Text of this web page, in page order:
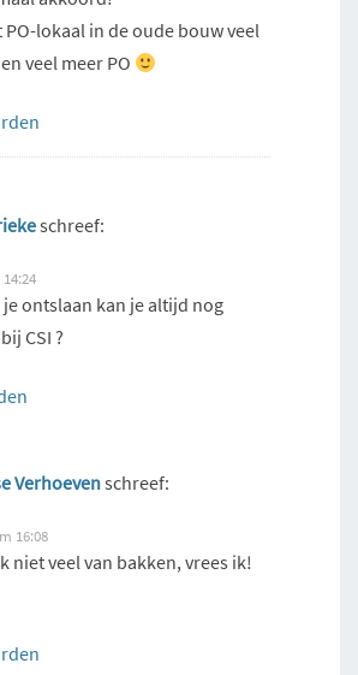
PO-lokaal in de oude bouw veel
veel meer PO
schreef:
je ontslaan kan je altijd nog
CSI ?
Verhoevenschreef:
16:08
niet veel van bakken, vrees ik!